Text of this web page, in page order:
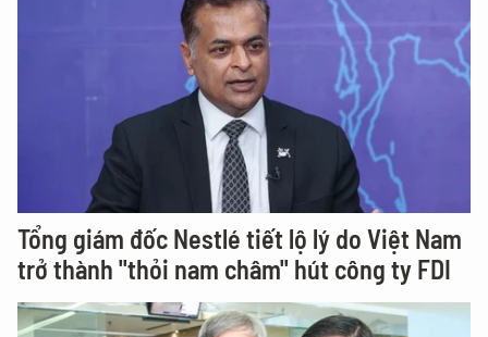
Tổng giám đốc Nestlé tiết lộ lý do Việt Nam
trở thành "thỏi nam châm" hút công ty FDI